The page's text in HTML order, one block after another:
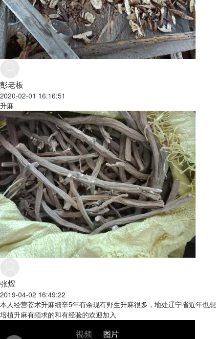
彭老板
2020-02-01 16:16:51
升麻
张煜
2019-04-02 16:49:22
本人经营苍术升麻细辛5年有余现有野生升麻很多，地处辽宁省近年也想
培植升麻有须求的和有经验的欢迎加入